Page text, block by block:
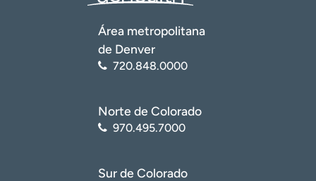
Área metropolitana
de Denver
720.848.0000
Norte de Colorado
970.495.7000
Sur de Colorado